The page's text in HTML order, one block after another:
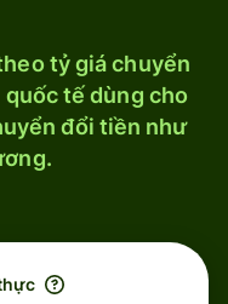
tỷ giá chuyển
tế dùng cho
đổi tiền như